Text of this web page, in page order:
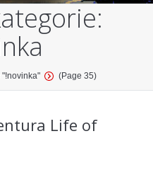
"!novinka" (Page 35)
Life of